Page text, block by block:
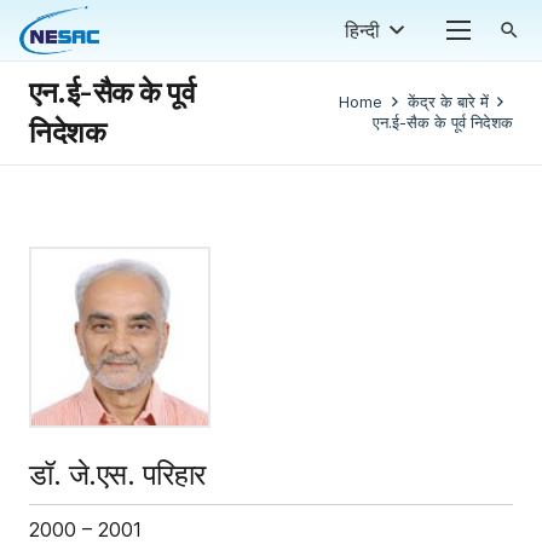
हिन्दी search
एन.ई-सैक के पूर्व
निदेशक
Home
केंद्र के बारे में
एन.ई-सैक के पूर्व निदेशक
डॉ. जे.एस. परिहार
2000 – 2001